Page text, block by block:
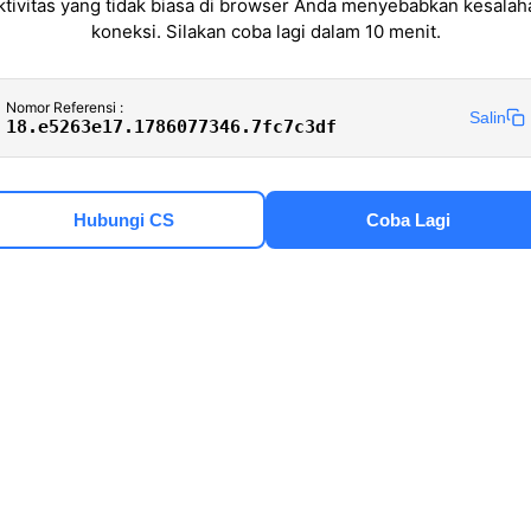
yang tidak biasa di browser Anda menyebabkan
koneksi. Silakan coba lagi dalam 10 menit.
Nomor Referensi :
18.e5263e17.1786077346.7fc7c3df Salin
Hubungi CS Coba Lagi